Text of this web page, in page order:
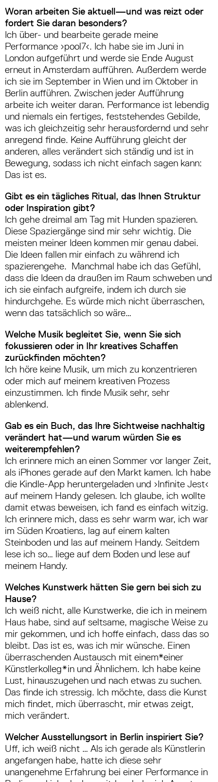
Woran arbeiten Sie aktuell—und was reizt oder
fordert Sie daran besonders?
Ich über- und bearbeite gerade meine
Performance ›pool7‹. Ich habe sie im Juni in
London aufgeführt und werde sie Ende August
erneut in Amsterdam aufführen. Außerdem werde
ich sie im September in Wien und im Oktober in
Berlin aufführen. Zwischen jeder Aufführung
arbeite ich weiter daran. Performance ist lebendig
und niemals ein fertiges, feststehendes Gebilde,
was ich gleichzeitig sehr herausfordernd und sehr
anregend finde. Keine Aufführung gleicht der
anderen, alles verändert sich ständig und ist in
Bewegung, sodass ich nicht einfach sagen kann:
Das ist es.
Gibt es ein tägliches Ritual, das Ihnen Struktur
oder Inspiration gibt?
Ich gehe dreimal am Tag mit Hunden spazieren.
Diese Spaziergänge sind mir sehr wichtig. Die
meisten meiner Ideen kommen mir genau dabei.
Die Ideen fallen mir einfach zu während ich
spazierengehe. Manchmal habe ich das Gefühl,
dass die Ideen da draußen im Raum schweben und
ich sie einfach aufgreife, indem ich durch sie
hindurchgehe. Es würde mich nicht überraschen,
wenn das tatsächlich so wäre…
Welche Musik begleitet Sie, wenn Sie sich
fokussieren oder in Ihr kreatives Schaffen
zurückfinden möchten?
Ich höre keine Musik, um mich zu konzentrieren
oder mich auf meinem kreativen Prozess
einzustimmen. Ich finde Musik sehr, sehr
ablenkend.
Gab es ein Buch, das Ihre Sichtweise nachhaltig
verändert hat—und warum würden Sie es
weiterempfehlen?
Ich erinnere mich an einen Sommer vor langer Zeit,
als iPhones gerade auf den Markt kamen. Ich habe
die Kindle-App heruntergeladen und ›Infinite Jest‹
auf meinem Handy gelesen. Ich glaube, ich wollte
damit etwas beweisen, ich fand es einfach witzig.
Ich erinnere mich, dass es sehr warm war, ich war
im Süden Kroatiens, lag auf einem kalten
Steinboden und las auf meinem Handy. Seitdem
lese ich so… liege auf dem Boden und lese auf
meinem Handy.
Welches Kunstwerk hätten Sie gern bei sich zu
Hause?
Ich weiß nicht, alle Kunstwerke, die ich in meinem
Haus habe, sind auf seltsame, magische Weise zu
mir gekommen, und ich hoffe einfach, dass das so
bleibt. Das ist es, was ich mir wünsche. Einen
überraschenden Austausch mit einem*einer
Künstlerkolleg*in und Ähnlichem. Ich habe keine
Lust, hinauszugehen und nach etwas zu suchen.
Das finde ich stressig. Ich möchte, dass die Kunst
mich findet, mich überrascht, mir etwas zeigt,
mich verändert.
Welcher Ausstellungsort in Berlin inspiriert Sie?
Uff, ich weiß nicht … Als ich gerade als Künstlerin
angefangen habe, hatte ich diese sehr
unangenehme Erfahrung bei einer Performance in